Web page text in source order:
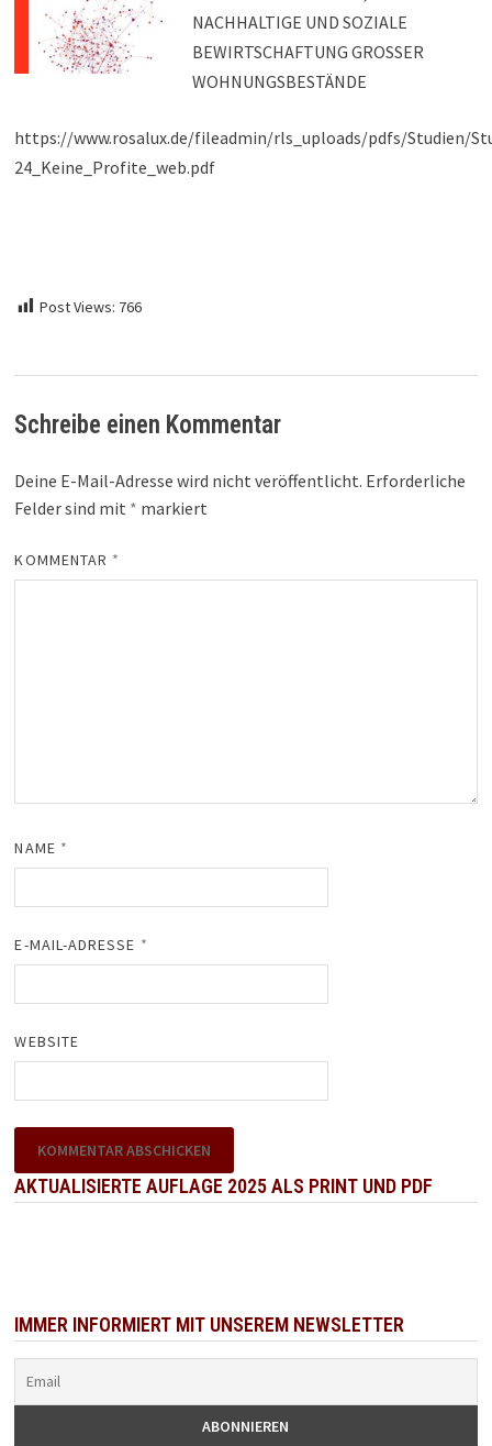
NACHHALTIGE UND SOZIALE
BEWIRTSCHAFTUNG GROSSER
WOHNUNGSBESTÄNDE
https://www.rosalux.de/fileadmin/rls_uploads/pdfs/Studien/
24_Keine_Profite_web.pdf
Post Views: 766
Schreibe einen Kommentar
Deine E-Mail-Adresse wird nicht veröffentlicht. Erforderliche
Felder sind mit * markiert
KOMMENTAR *
NAME *
E-MAIL-ADRESSE *
WEBSITE
AKTUALISIERTE AUFLAGE 2025 ALS PRINT UND PDF
IMMER INFORMIERT MIT UNSEREM NEWSLETTER